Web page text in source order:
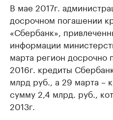
В мае 2017г.
досрочном погашении
«Сбербанк»,
информации
марта регион досрочно
2016г. кредиты
млрд руб., а 29 марта –
сумму 2,4 млрд. руб.,
2013г.